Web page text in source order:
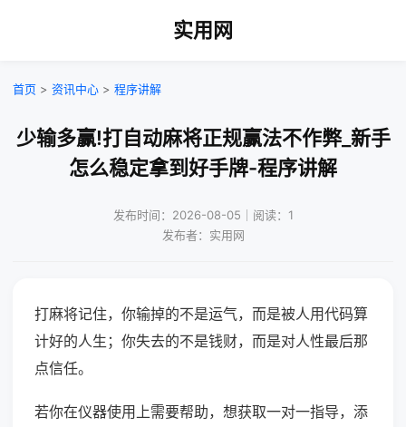
实用网
首页 > 资讯中心 > 程序讲解
少输多赢!打自动麻将正规赢法不作弊_新手
怎么稳定拿到好手牌-程序讲解
发布时间：2026-08-05｜阅读：1
发布者：实用网
打麻将记住，你输掉的不是运气，而是被人用代码算
计好的人生；你失去的不是钱财，而是对人性最后那
点信任。
若你在仪器使用上需要帮助，想获取一对一指导，添